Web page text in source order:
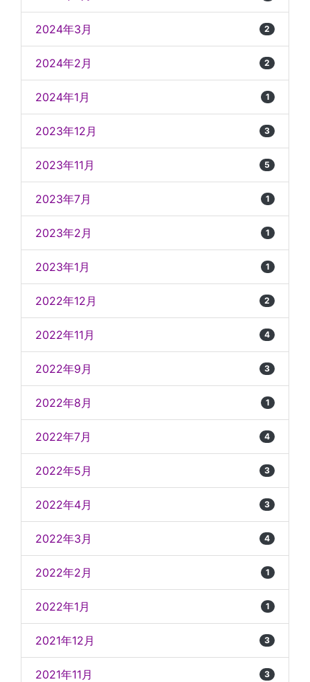
2024年3月 2
2024年2月 2
2024年1月 1
2023年12月 3
2023年11月 5
2023年7月 1
2023年2月 1
2023年1月 1
2022年12月 2
2022年11月 4
2022年9月 3
2022年8月 1
2022年7月 4
2022年5月 3
2022年4月 3
2022年3月 4
2022年2月 1
2022年1月 1
2021年12月 3
2021年11月 3